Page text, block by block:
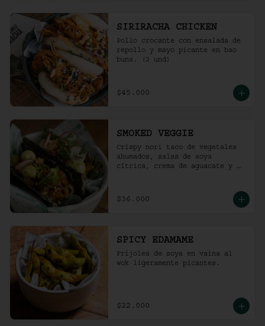
SIRIRACHA CHICKEN
Pollo crocante con ensalada de
repollo y mayo picante en bao
buns. (2 und)
$45.000
SMOKED VEGGIE
Crispy nori taco de vegetales
ahumados, salsa de soya
cítrica, crema de aguacate y
$36.000
SPICY EDAMAME
Frijoles de soya en vaina al
wok ligeramente picantes.
$22.000